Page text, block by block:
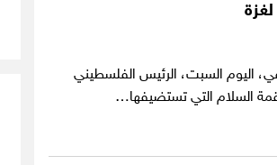
اليوم السبت، الرئيس الفلسطيني
السلام التي تستضيفها…